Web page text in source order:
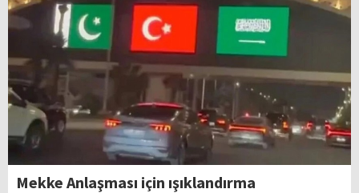
Mekke Anlaşması için ışıklandırma